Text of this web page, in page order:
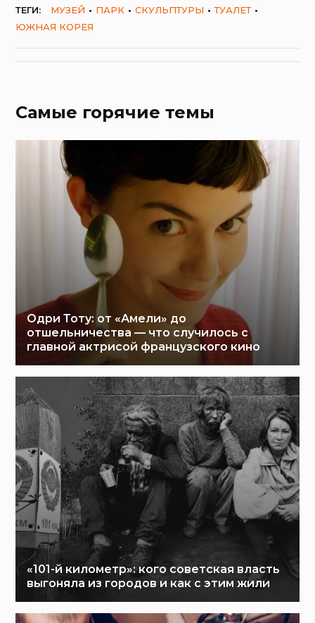
ТЕГИ:
МУЗЕЙ ПАРК СКУЛЬПТУРЫ
ТУАЛЕТ
ЮЖНАЯ КОРЕЯ
Самые горячие темы
Одри Тоту: от «Амели» до
отшельничества — что случилось с
главной актрисой французского кино
«101-й километр»: кого советская власть
выгоняла из городов и как с этим жили